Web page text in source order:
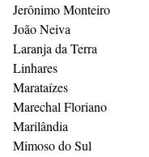
Jerônimo Monteiro
João Neiva
Laranja da Terra
Linhares
Marataízes
Marechal Floriano
Marilândia
Mimoso do Sul